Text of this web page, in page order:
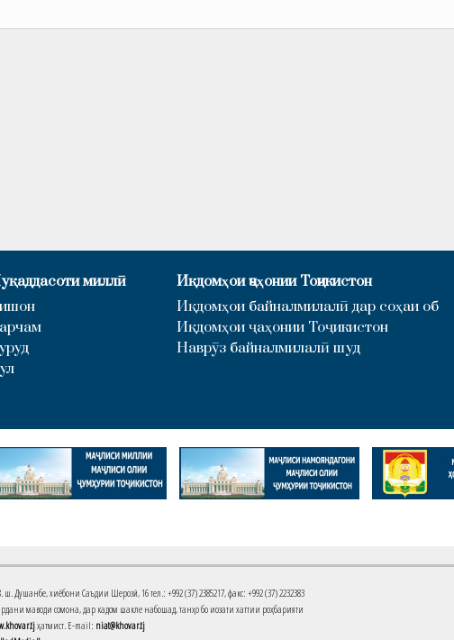
миллӣ
Иқдомҳои ҷаҳонии Тоҷикистон
Иқдомҳои байналмилалӣ дар соҳаи об
Иқдомҳои ҷаҳонии Тоҷикистон
Наврӯз байналмилалӣ шуд
Душанбе, хиёбони Саъдии Шерозӣ, 16 тел.: +992 (37) 2385217, факс: +992 (37) 2232383
маводи сомона, дар кадом шакле набошад, танҳо бо иҷозати хаттии роҳбарияти
ҳатмист. E-mail: niat@khovar.tj